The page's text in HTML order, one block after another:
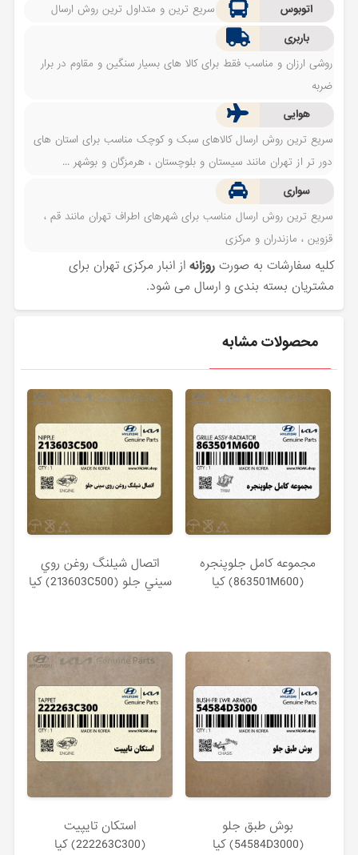
اتوبوس
سریع ترین و متداول ترین روش ارسال
باربری
روشی ارزان و مناسب فقط برای کالا های بسیار سنگین و مقاوم در برار
ضربه
هوایی
سریع ترین روش ارسال کالاهای سبک و کوچک مناسب برای استان های
دور تر از تهران مانند سیستان و بلوچستان ، هرمزگان و بوشهر ...
سواری
سریع ترین روش ارسال مناسب برای شهرهای اطراف تهران مانند قم ،
قزوین ، مازندران و مرکزی
کلیه سفارشات به صورتروزانه از انبار مرکزی تهران برای
مشتریان بسته بندی و ارسال می شود.
محصولات مشابه
مجموعه كامل جلوپنجره
(863501M600) کیا
اتصال شيلنگ روغن روي
سيني جلو (213603C500) کیا
بوش طبق جلو
(54584D3000) کیا
استكان تايپيت
(222263C300) کیا